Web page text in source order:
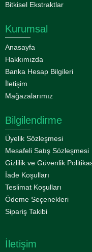
Bitkisel Ekstraktlar
Kurumsal
Anasayfa
Hakkımızda
Banka Hesap Bilgileri
İletişim
Mağazalarımız
Bilgilendirme
Üyelik Sözleşmesi
Mesafeli Satış Sözleşmesi
Gizlilik ve Güvenlik
İade Koşulları
Teslimat Koşulları
Ödeme Seçenekleri
Sipariş Takibi
İletişim